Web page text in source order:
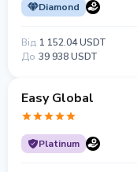
Diamond
Від 1 152.04 USDT
До 39 938 USDT
Easy Global
Platinum